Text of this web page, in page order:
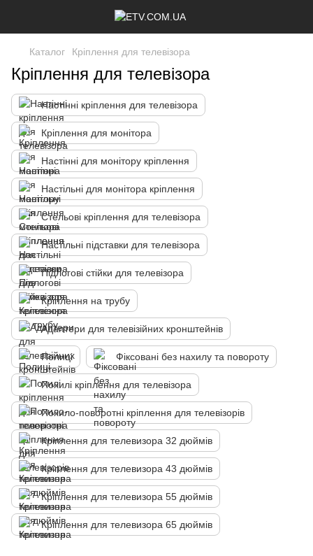
Каталог Кріплення для телевізора
Кріплення для телевізора
Настінні кріплення для телевізора
Кріплення для монітора
Настінні для монітору кріплення
Настільні для монітора кріплення
Стельові кріплення для телевізора
Настільні підставки для телевізора
Підлогові стійки для телевізора
Кріплення на трубу
Адаптери для телевізійних кронштейнів
Полиці Фіксовані без нахилу та повороту
Похилі кріплення для телевізора
Похило-поворотні кріплення для телевізорів
Кріплення для телевизора 32 дюймів
Кріплення для телевизора 43 дюймів
Кріплення для телевизора 55 дюймів
Кріплення для телевизора 65 дюймів